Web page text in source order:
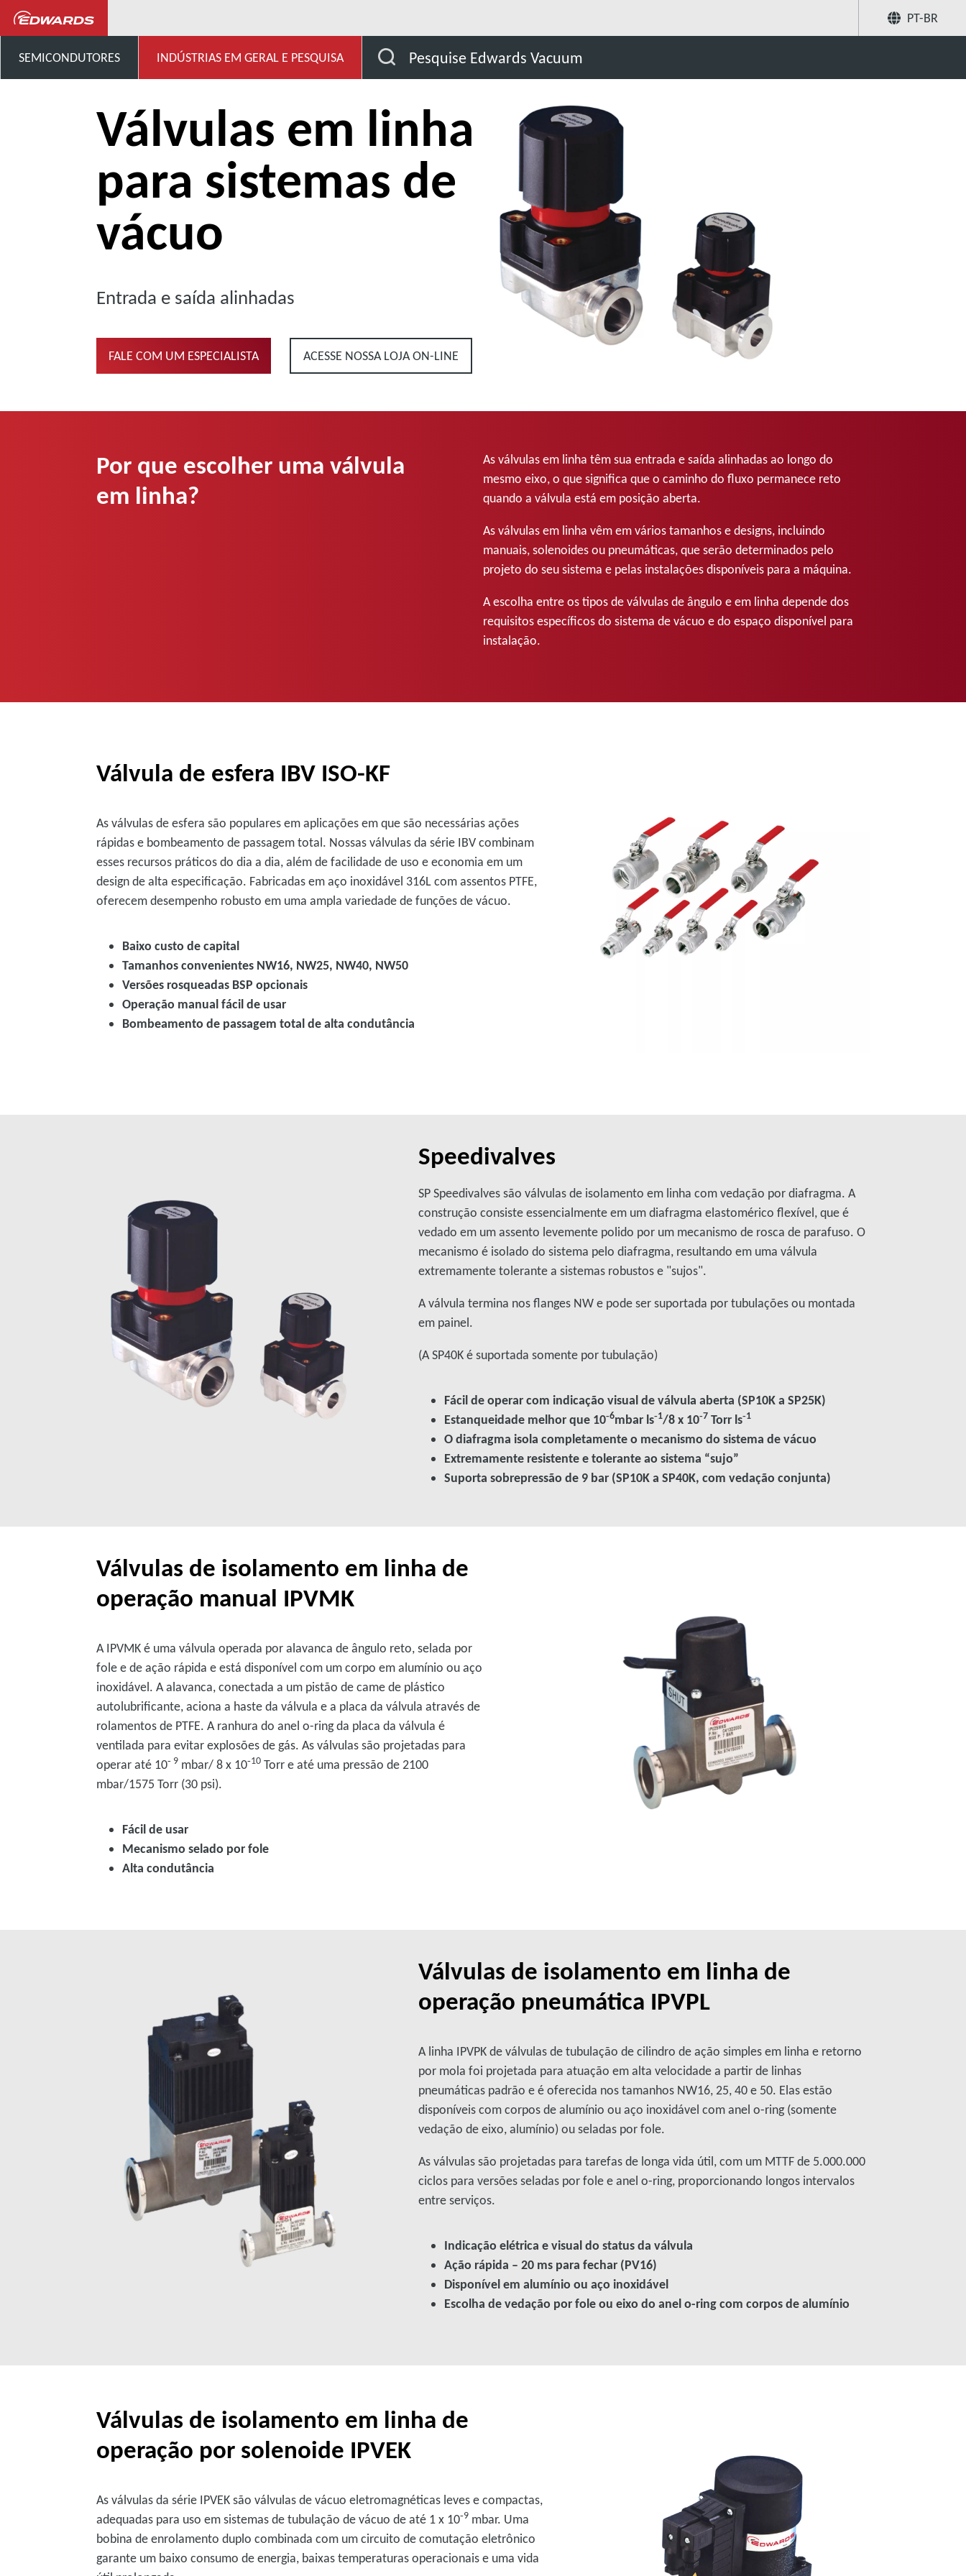
PT-BR
SEMICONDUTORES INDÚSTRIAS EM GERAL E PESQUISA Pesquise Edwards Vacuum
Válvulas em linha
para sistemas de
vácuo
Entrada e saída alinhadas
FALE COM UM ESPECIALISTA ACESSE NOSSA LOJA ON-LINE
Por que escolher uma válvula
em linha?
As válvulas em linha têm sua entrada e saída alinhadas ao longo do
mesmo eixo, o que significa que o caminho do fluxo permanece reto
quando a válvula está em posição aberta.
As válvulas em linha vêm em vários tamanhos e designs, incluindo
manuais, solenoides ou pneumáticas, que serão determinados pelo
projeto do seu sistema e pelas instalações disponíveis para a máquina.
A escolha entre os tipos de válvulas de ângulo e em linha depende dos
requisitos específicos do sistema de vácuo e do espaço disponível para
instalação.
Válvula de esfera IBV ISO-KF
As válvulas de esfera são populares em aplicações em que são necessárias ações
rápidas e bombeamento de passagem total. Nossas válvulas da série IBV combinam
esses recursos práticos do dia a dia, além de facilidade de uso e economia em um
design de alta especificação. Fabricadas em aço inoxidável 316L com assentos PTFE,
oferecem desempenho robusto em uma ampla variedade de funções de vácuo.
Baixo custo de capital
Tamanhos convenientes NW16, NW25, NW40, NW50
Versões rosqueadas BSP opcionais
Operação manual fácil de usar
Bombeamento de passagem total de alta condutância
Speedivalves
SP Speedivalves são válvulas de isolamento em linha com vedação por diafragma. A
construção consiste essencialmente em um diafragma elastomérico flexível, que é
vedado em um assento levemente polido por um mecanismo de rosca de parafuso. O
mecanismo é isolado do sistema pelo diafragma, resultando em uma válvula
extremamente tolerante a sistemas robustos e "sujos".
A válvula termina nos flanges NW e pode ser suportada por tubulações ou montada
em painel.
(A SP40K é suportada somente por tubulação)
Fácil de operar com indicação visual de válvula aberta (SP10K a SP25K)
Estanqueidade melhor que 10‑6mbar ls‑1/8 x 10‑7 Torr ls‑1
O diafragma isola completamente o mecanismo do sistema de vácuo
Extremamente resistente e tolerante ao sistema “sujo”
Suporta sobrepressão de 9 bar (SP10K a SP40K, com vedação conjunta)
Válvulas de isolamento em linha de
operação manual IPVMK
A IPVMK é uma válvula operada por alavanca de ângulo reto, selada por
fole e de ação rápida e está disponível com um corpo em alumínio ou aço
inoxidável. A alavanca, conectada a um pistão de came de plástico
autolubrificante, aciona a haste da válvula e a placa da válvula através de
rolamentos de PTFE. A ranhura do anel o-ring da placa da válvula é
ventilada para evitar explosões de gás. As válvulas são projetadas para
operar até 10‑ 9 mbar/ 8 x 10‑10 Torr e até uma pressão de 2100
mbar/1575 Torr (30 psi).
Fácil de usar
Mecanismo selado por fole
Alta condutância
Válvulas de isolamento em linha de
operação pneumática IPVPL
A linha IPVPK de válvulas de tubulação de cilindro de ação simples em linha e retorno
por mola foi projetada para atuação em alta velocidade a partir de linhas
pneumáticas padrão e é oferecida nos tamanhos NW16, 25, 40 e 50. Elas estão
disponíveis com corpos de alumínio ou aço inoxidável com anel o-ring (somente
vedação de eixo, alumínio) ou seladas por fole.
As válvulas são projetadas para tarefas de longa vida útil, com um MTTF de 5.000.000
ciclos para versões seladas por fole e anel o-ring, proporcionando longos intervalos
entre serviços.
Indicação elétrica e visual do status da válvula
Ação rápida – 20 ms para fechar (PV16)
Disponível em alumínio ou aço inoxidável
Escolha de vedação por fole ou eixo do anel o-ring com corpos de alumínio
Válvulas de isolamento em linha de
operação por solenoide IPVEK
As válvulas da série IPVEK são válvulas de vácuo eletromagnéticas leves e compactas,
adequadas para uso em sistemas de tubulação de vácuo de até 1 x 10‑9 mbar. Uma
bobina de enrolamento duplo combinada com um circuito de comutação eletrônico
garante um baixo consumo de energia, baixas temperaturas operacionais e uma vida